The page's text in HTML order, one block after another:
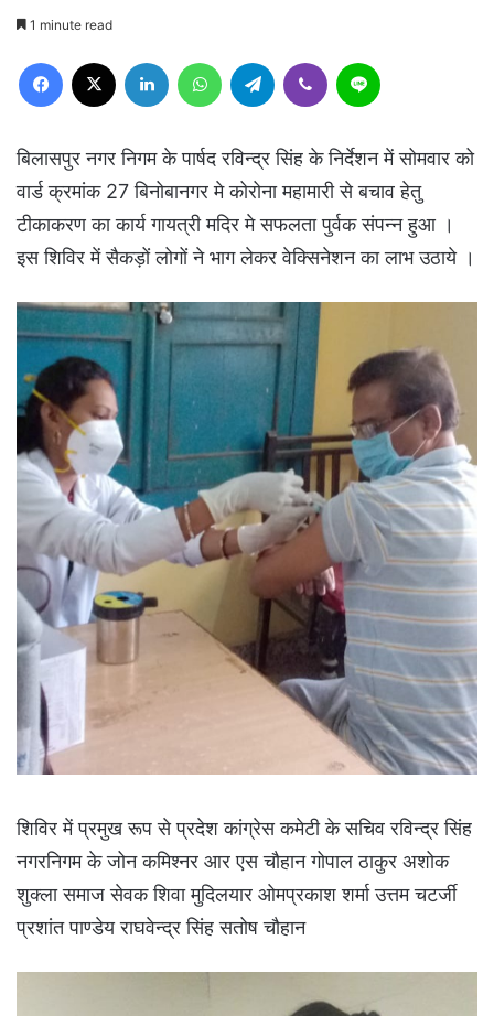
1 minute read
Facebook LinkedIn WhatsAppTelegram Viber
बिलासपुर नगर निगम के पार्षद रविन्द्र सिंह के निर्देशन में सोमवार को
वार्ड क्रमांक 27 बिनोबानगर मे कोरोना महामारी से बचाव हेतु
टीकाकरण का कार्य गायत्री मदिर मे सफलता पुर्वक संपन्न हुआ ।
इस शिविर में सैकड़ों लोगों ने भाग लेकर वेक्सिनेशन का लाभ उठाये ।
शिविर में प्रमुख रूप से प्रदेश कांग्रेस कमेटी के सचिव रविन्द्र सिंह
नगरनिगम के जोन कमिश्नर आर एस चौहान गोपाल ठाकुर अशोक
शुक्ला समाज सेवक शिवा मुदिलयार ओमप्रकाश शर्मा उत्तम चटर्जी
प्रशांत पाण्डेय राघवेन्द्र सिंह सतोष चौहान